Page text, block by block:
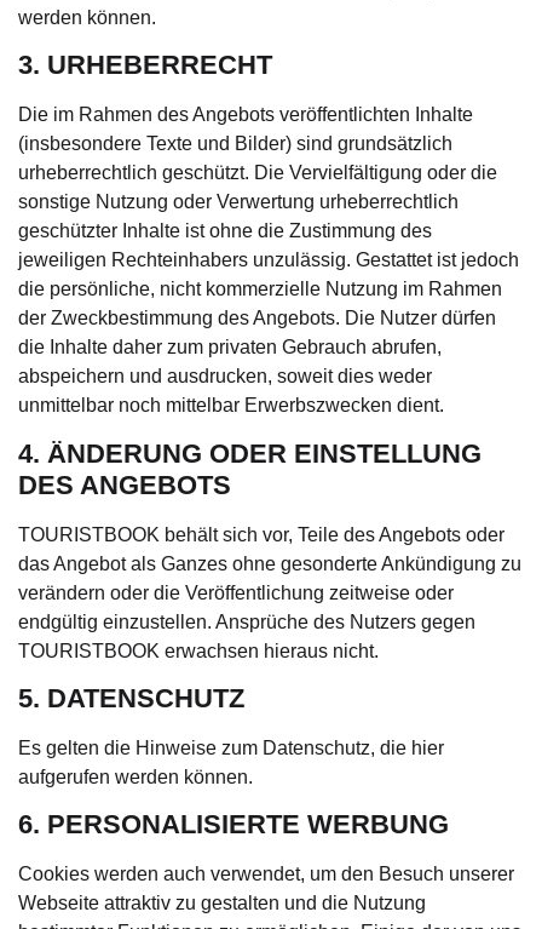
werden können.
3. URHEBERRECHT
Die im Rahmen des Angebots veröffentlichten Inhalte
(insbesondere Texte und Bilder) sind grundsätzlich
urheberrechtlich geschützt. Die Vervielfältigung oder die
sonstige Nutzung oder Verwertung urheberrechtlich
geschützter Inhalte ist ohne die Zustimmung des
jeweiligen Rechteinhabers unzulässig. Gestattet ist jedoch
die persönliche, nicht kommerzielle Nutzung im Rahmen
der Zweckbestimmung des Angebots. Die Nutzer dürfen
die Inhalte daher zum privaten Gebrauch abrufen,
abspeichern und ausdrucken, soweit dies weder
unmittelbar noch mittelbar Erwerbszwecken dient.
4. ÄNDERUNG ODER EINSTELLUNG
DES ANGEBOTS
TOURISTBOOK behält sich vor, Teile des Angebots oder
das Angebot als Ganzes ohne gesonderte Ankündigung zu
verändern oder die Veröffentlichung zeitweise oder
endgültig einzustellen. Ansprüche des Nutzers gegen
TOURISTBOOK erwachsen hieraus nicht.
5. DATENSCHUTZ
Es gelten die Hinweise zum Datenschutz, die hier
aufgerufen werden können.
6. PERSONALISIERTE WERBUNG
Cookies werden auch verwendet, um den Besuch unserer
Webseite attraktiv zu gestalten und die Nutzung